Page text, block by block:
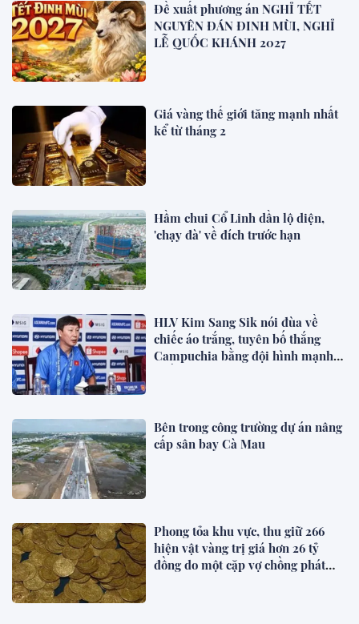
Đề xuất phương án NGHỈ TẾT
NGUYÊN ĐÁN ĐINH MÙI, NGHỈ
LỄ QUỐC KHÁNH 2027
Giá vàng thế giới tăng mạnh nhất
kể từ tháng 2
Hầm chui Cổ Linh dần lộ diện,
'chạy đà' về đích trước hạn
HLV Kim Sang Sik nói đùa về
chiếc áo trắng, tuyên bố thắng
Campuchia bằng đội hình mạnh
Bên trong công trường dự án nâng
cấp sân bay Cà Mau
Phong tỏa khu vực, thu giữ 266
hiện vật vàng trị giá hơn 26 tỷ
đồng do một cặp vợ chồng phát